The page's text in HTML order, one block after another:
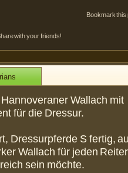
Bookmark
with your friends!
Wallach mit
für die Dressur.
Dressurpferde S fertig,
Wallach für jeden
sein möchte.